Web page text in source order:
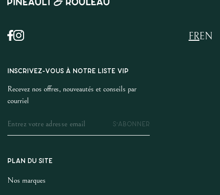
EN
FR
INSCRIVEZ-VOUS À NOTRE LISTE VIP
Recevez nos offres, nouveautés et conseils par
courriel
S'ABONNER
PLAN DU SITE
Nos marques